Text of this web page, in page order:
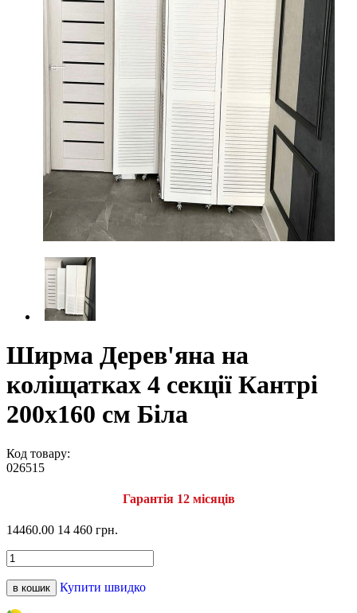
Ширма Дерев'яна на
коліщатках 4 секції Кантрі
200х160 см Біла
Код товару:
026515
Гарантія 12 місяців
14460.00 14 460 грн.
в кошик Купити швидко